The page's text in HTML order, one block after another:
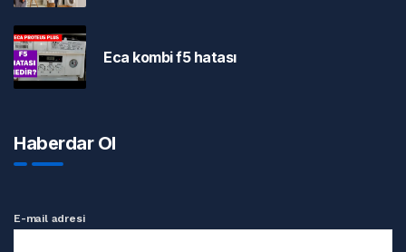
Eca kombi f5 hatası
Haberdar Ol
E-mail adresi